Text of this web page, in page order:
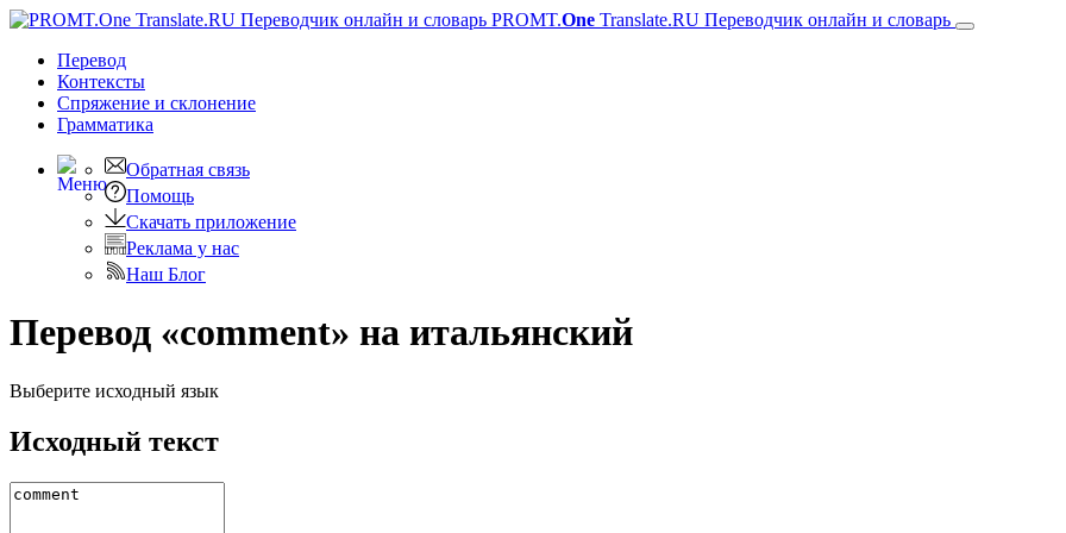
PROMT.One Translate.RU Переводчик онлайн и словарь
Перевод
Контексты
Спряжение и склонение
Грамматика
Обратная связь
Помощь
Скачать приложение
Реклама у нас
Наш Блог
Перевод «comment» на итальянский
Выберите исходный язык
Исходный текст